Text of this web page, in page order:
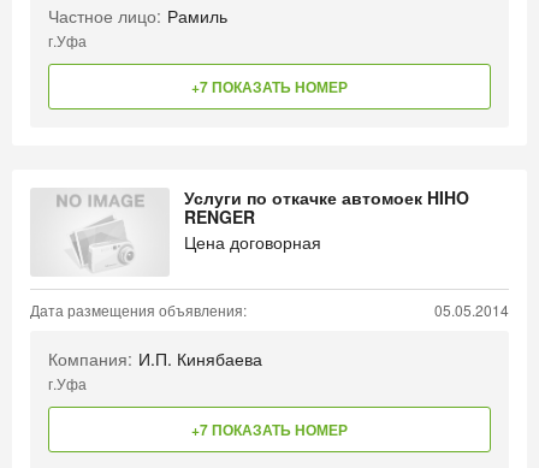
Частное лицо: Рамиль
г.Уфа
+7 ПОКАЗАТЬ НОМЕР
Услуги по откачке автомоек HIHO
RENGER
Цена договорная
Дата размещения объявления: 05.05.2014
Компания: И.П. Кинябаева
г.Уфа
+7 ПОКАЗАТЬ НОМЕР